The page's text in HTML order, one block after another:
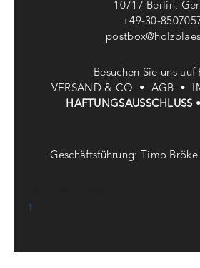
10717 Berlin,
+49-30-
Besuchen Sie uns auf
VERSAND & CO • AGB •
HAFTUNGSAUSSCHLUSS •
Geschäftsführung: Timo
↑